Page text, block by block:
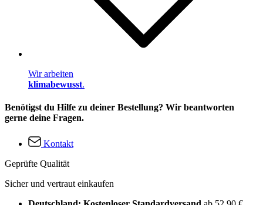
Wir arbeiten
klimabewusst.
Benötigst du Hilfe zu deiner Bestellung? Wir beantworten
gerne deine Fragen.
Kontakt
Geprüfte Qualität
Sicher und vertraut einkaufen